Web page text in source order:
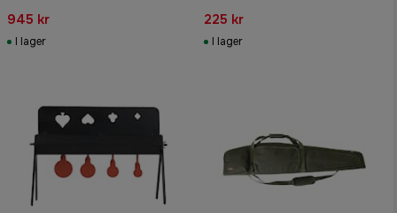
945 kr
I lager
225 kr
I lager